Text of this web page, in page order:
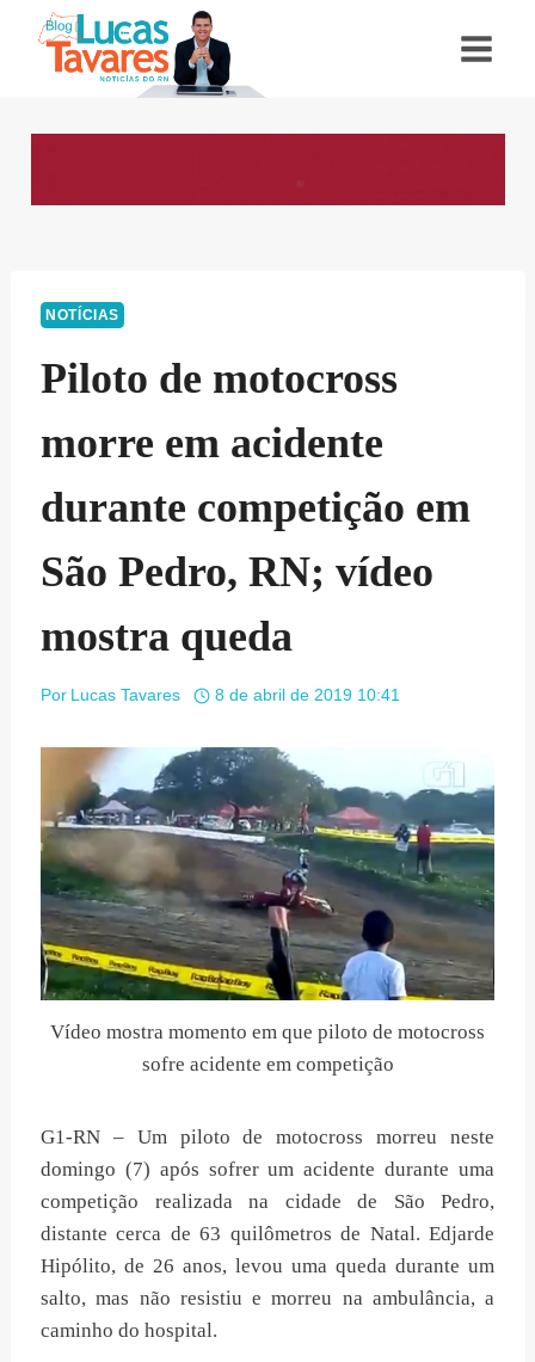
NOTÍCIAS
Piloto de motocross
morre em acidente
durante competição em
São Pedro, RN; vídeo
mostra queda
Por Lucas Tavares 8 de abril de 2019 10:41
Vídeo mostra momento em que piloto de motocross
sofre acidente em competição
G1-RN – Um piloto de motocross morreu neste
domingo (7) após sofrer um acidente durante uma
competição realizada na cidade de São Pedro,
distante cerca de 63 quilômetros de Natal. Edjarde
Hipólito, de 26 anos, levou uma queda durante um
salto, mas não resistiu e morreu na ambulância, a
caminho do hospital.